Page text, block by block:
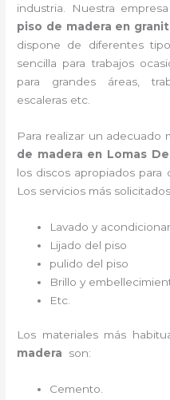
industria. Nuestra
piso de madera en
dispone de diferentes
sencilla para trabajos
para grandes áreas,
escaleras etc.
Para realizar un adecuado
de madera en Lomas
los discos apropiados para
Los servicios más
Lavado y
Lijado del piso
pulido del piso
Brillo y
Etc.
Los materiales más
madera
son:
Cemento.